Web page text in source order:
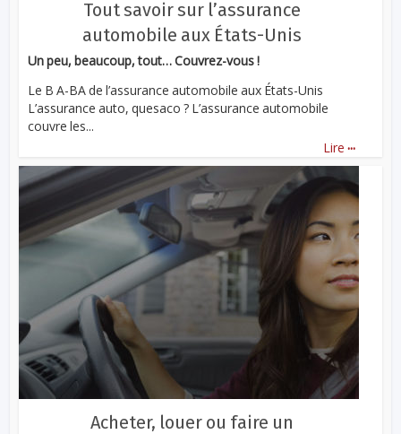
Tout savoir sur l’assurance
automobile aux États-Unis
Un peu, beaucoup, tout… Couvrez-vous !
Le B A-BA de l’assurance automobile aux États-Unis
L’assurance auto, quesaco ? L’assurance automobile
couvre les...
Lire ...
Acheter, louer ou faire un